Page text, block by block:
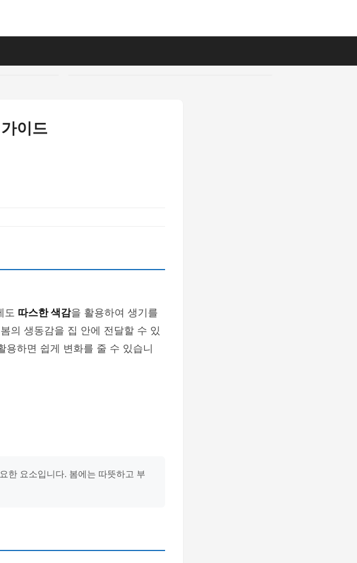
이드
도 따스한 색감을 활용하여 생기를
의 생동감을 집 안에 전달할 수 있
용하면 쉽게 변화를 줄 수 있습니
한 요소입니다. 봄에는 따뜻하고 부